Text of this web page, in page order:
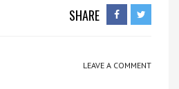
SHARE
LEAVE A COMMENT